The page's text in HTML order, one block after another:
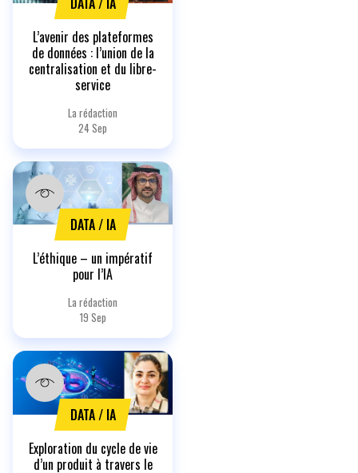
L’avenir des plateformes
de données : l’union de la
centralisation et du libre-
service
La rédaction
24 Sep
DATA / IA
L’éthique – un impératif
pour l’IA
La rédaction
19 Sep
DATA / IA
Exploration du cycle de vie
d’un produit à travers le